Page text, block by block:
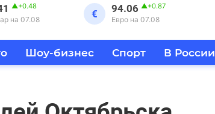
▲+0.48
на 07.08 € 94.06 ▲+0.87
Евро на 07.08
Шоу-бизнес Спорт В России